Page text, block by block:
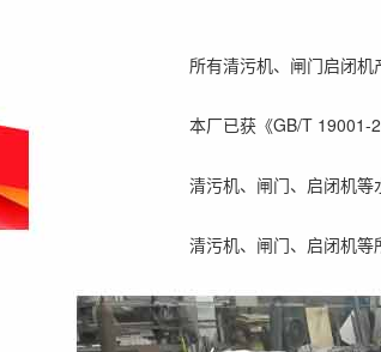
所有清污机、闸门启闭
本厂已获《GB/T 19001-
清污机、闸门、启闭机
清污机、闸门、启闭机